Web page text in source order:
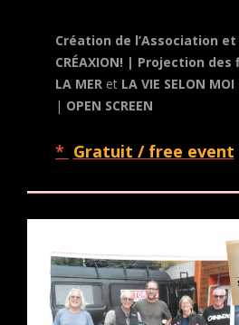
Création de l’Association
CRÉAXION! | Projection des
LA MER et LA VIE SELON MOI
| OPEN SCREEN
* Gratuit / free event